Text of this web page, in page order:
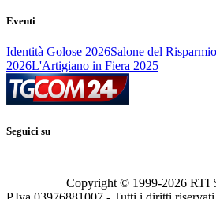
Eventi
Identità Golose 2026Salone del
2026L'Artigiano in Fiera 2025
Seguici su
Copyright © 1999-2026 RTI